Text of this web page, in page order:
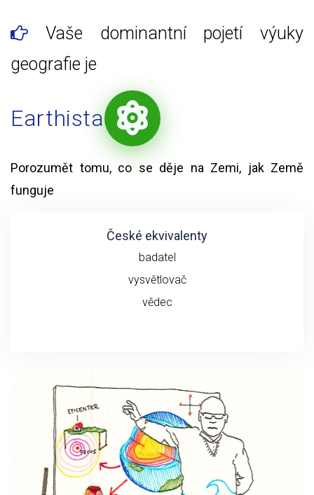
Vaše dominantní pojetí výuky
geografie je
Earthista
Porozumět tomu, co se děje na Zemi, jak Země
funguje
České ekvivalenty
badatel
vysvětlovač
vědec